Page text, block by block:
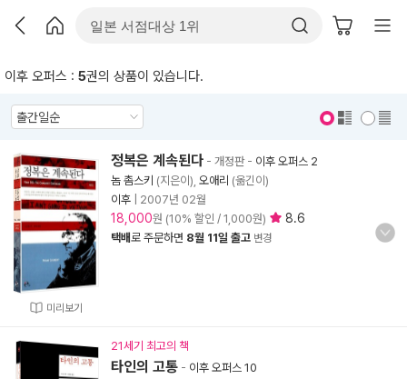
이후 오퍼스 : 5권의 상품이 있습니다.
미리보기
정복은 계속된다 - 개정판- 이후 오퍼스 2
놈 촘스키 (지은이), 오애리 (옮긴이)
이후
2007년 02월
18,000원 (10% 할인 / 1,000원) 8.6
택배로 주문하면 8월 11일 출고 변경
21세기 최고의 책
타인의 고통 - 이후 오퍼스 10